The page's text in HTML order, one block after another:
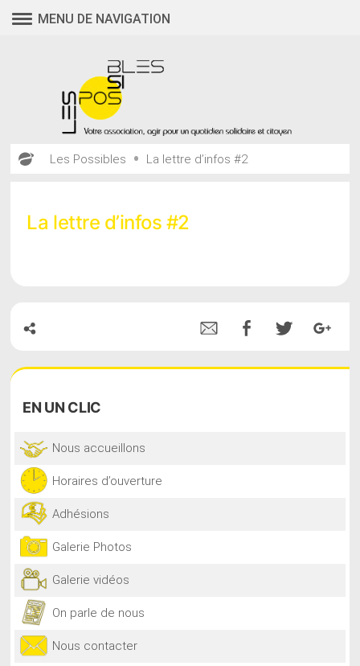
MENU DE NAVIGATION
Les Possibles • La lettre d’infos #2
La lettre d’infos #2
EN UN CLIC
Nous accueillons
Horaires d’ouverture
Adhésions
Galerie Photos
Galerie vidéos
On parle de nous
Nous contacter